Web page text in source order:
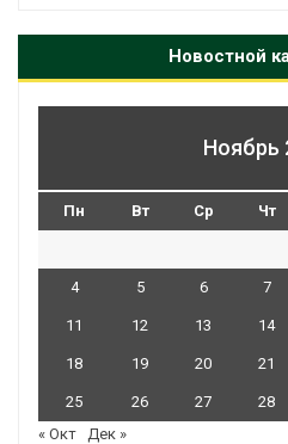
Новостной
Ноябрь
Пн Вт Ср Чт
4 5 6 7
11 12 13 14
18 19 20 21
25 26 27 28
« Окт
Дек »